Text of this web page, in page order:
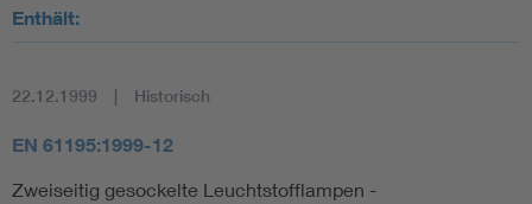
Enthält:
22.12.1999 Historisch
EN 61195:1999-12
Zweiseitig gesockelte Leuchtstofflampen -